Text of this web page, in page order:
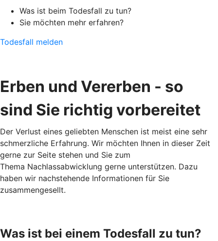
Was ist beim Todesfall zu tun?
Sie möchten mehr erfahren?
Todesfall melden
Erben und Vererben - so
sind Sie richtig vorbereitet
Der Verlust eines geliebten Menschen ist meist eine sehr
schmerzliche Erfahrung. Wir möchten Ihnen in dieser Zeit
gerne zur Seite stehen und Sie zum
Thema Nachlassabwicklung gerne unterstützen. Dazu
haben wir nachstehende Informationen für Sie
zusammengesellt.
Was ist bei einem Todesfall zu tun?